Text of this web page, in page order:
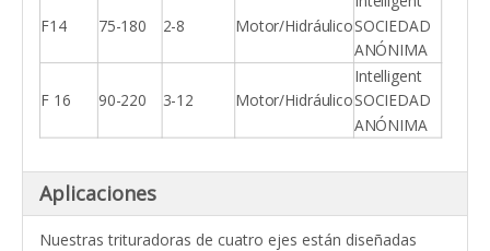
F14 75-180 2-8 Motor/HidráulicoSOCIEDAD
ANÓNIMA
F 16 90-220 3-12 Motor/Hidráulico
Intelligent
SOCIEDAD
ANÓNIMA
Aplicaciones
Nuestras trituradoras de cuatro ejes están diseñadas